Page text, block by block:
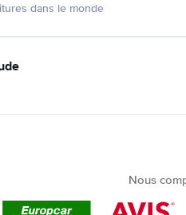
dans le monde
Nous